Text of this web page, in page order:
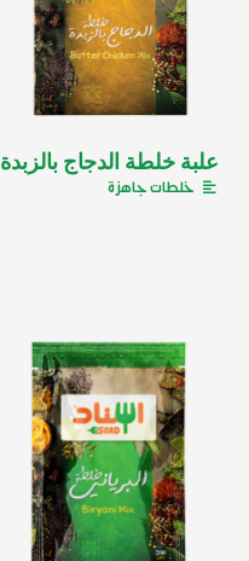
علبة خلطة الدجاج بالزبدة
خلطات جاهزة